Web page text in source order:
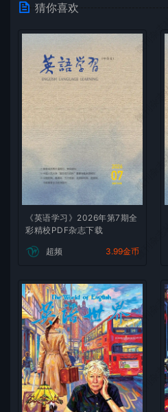
猜你喜欢
《英语学习》2026年第7期全
彩精校PDF杂志下载
超频 3.99金币
微刊杂
微刊杂
微刊杂
微刊杂
微刊杂
微刊杂